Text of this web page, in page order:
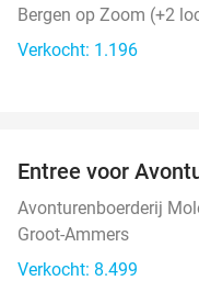
Bergen op Zoom (+2
Verkocht: 1.196
Entree voor
Avonturenboerderij
Groot-Ammers
Verkocht: 8.499